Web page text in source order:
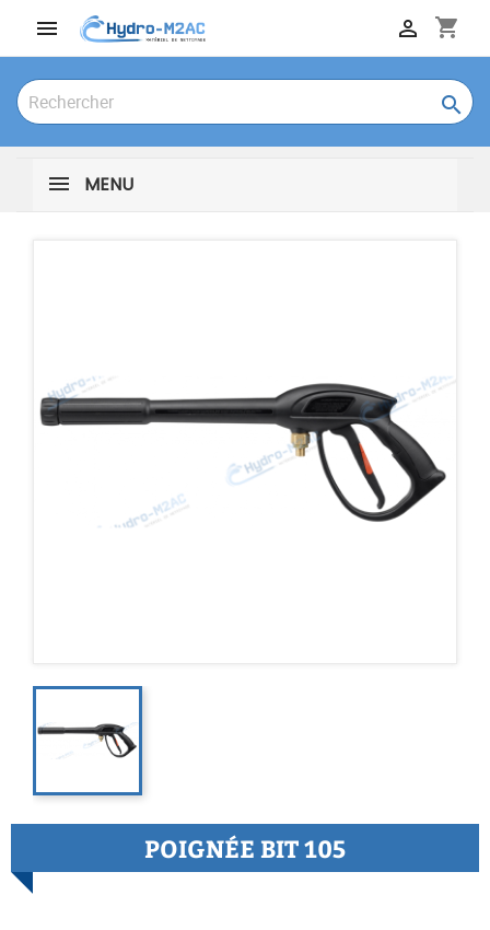
 shopping_cart


MENU
POIGNÉE BIT 105